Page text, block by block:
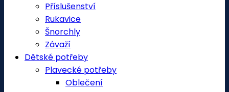
Příslušenství
Rukavice
Šnorchly
Závaží
Dětské potřeby
Plavecké potřeby
Oblečení